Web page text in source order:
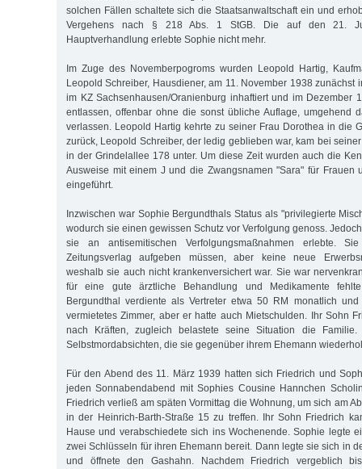
solchen Fällen schaltete sich die Staatsanwaltschaft ein und
Vergehens nach § 218 Abs. 1 StGB. Die auf den 21.
Hauptverhandlung erlebte Sophie nicht mehr.
Im Zuge des Novemberpogroms wurden Leopold Hartig,
Leopold Schreiber, Hausdiener, am 11. November 1938 zunächst
im KZ Sachsenhausen/Oranienburg inhaftiert und im Dezember
entlassen, offenbar ohne die sonst übliche Auflage, umgehend
verlassen. Leopold Hartig kehrte zu seiner Frau Dorothea in die
zurück, Leopold Schreiber, der ledig geblieben war, kam bei
in der Grindelallee 178 unter. Um diese Zeit wurden auch die
Ausweise mit einem J und die Zwangsnamen "Sara" für Frauen
eingeführt.
Inzwischen war Sophie Bergundthals Status als "privilegierte
wodurch sie einen gewissen Schutz vor Verfolgung genoss.
sie an antisemitischen Verfolgungsmaßnahmen erlebte.
Zeitungsverlag aufgeben müssen, aber keine neue
weshalb sie auch nicht krankenversichert war. Sie war
für eine gute ärztliche Behandlung und Medikamente
Bergundthal verdiente als Vertreter etwa 50 RM monatlich
vermietetes Zimmer, aber er hatte auch Mietschulden. Ihr Sohn
nach Kräften, zugleich belastete seine Situation die
Selbstmordabsichten, die sie gegenüber ihrem Ehemann
Für den Abend des 11. März 1939 hatten sich Friedrich und
jeden Sonnabendabend mit Sophies Cousine Hannchen
Friedrich verließ am späten Vormittag die Wohnung, um sich am
in der Heinrich-Barth-Straße 15 zu treffen. Ihr Sohn Friedrich
Hause und verabschiedete sich ins Wochenende. Sophie legte
zwei Schlüsseln für ihren Ehemann bereit. Dann legte sie sich in
und öffnete den Gashahn. Nachdem Friedrich vergeblich